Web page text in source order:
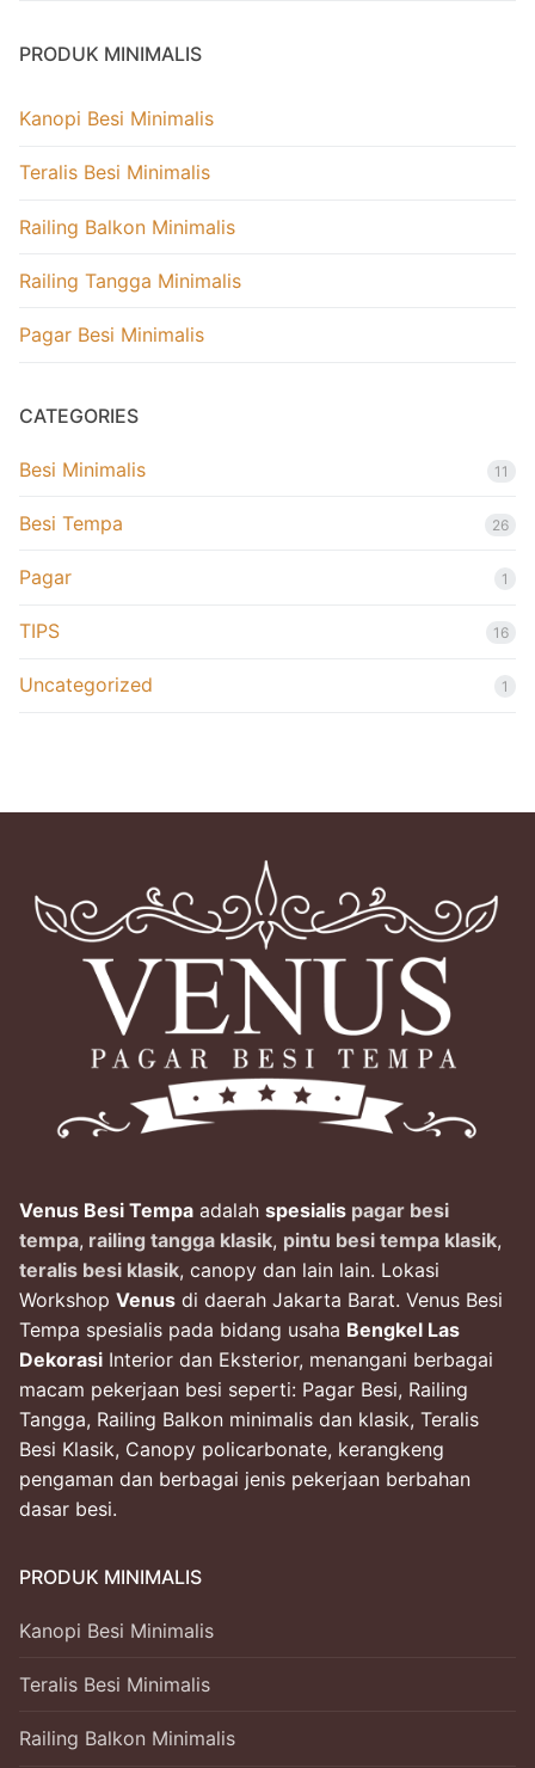
PRODUK MINIMALIS
Kanopi Besi Minimalis
Teralis Besi Minimalis
Railing Balkon Minimalis
Railing Tangga Minimalis
Pagar Besi Minimalis
CATEGORIES
Besi Minimalis 11
Besi Tempa 26
Pagar 1
TIPS 16
Uncategorized 1
Venus Besi Tempa adalah spesialis pagar besi
tempa, railing tangga klasik, pintu besi tempa klasik,
teralis besi klasik, canopy dan lain lain. Lokasi
Workshop Venus di daerah Jakarta Barat. Venus Besi
Tempa spesialis pada bidang usaha Bengkel Las
Dekorasi Interior dan Eksterior, menangani berbagai
macam pekerjaan besi seperti: Pagar Besi, Railing
Tangga, Railing Balkon minimalis dan klasik, Teralis
Besi Klasik, Canopy policarbonate, kerangkeng
pengaman dan berbagai jenis pekerjaan berbahan
dasar besi.
PRODUK MINIMALIS
Kanopi Besi Minimalis
Teralis Besi Minimalis
Railing Balkon Minimalis